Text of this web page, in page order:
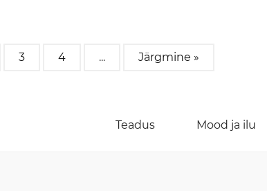
3 4 ... Järgmine »
Teadus Mood ja ilu